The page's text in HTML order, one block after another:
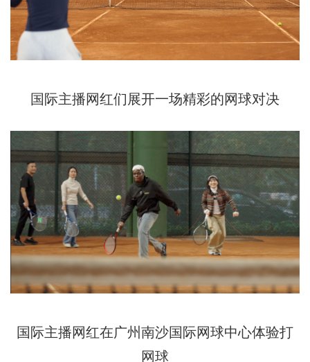
国际主播网红们展开一场精彩的网球对决
国际主播网红在广州南沙国际网球中心体验打
网球